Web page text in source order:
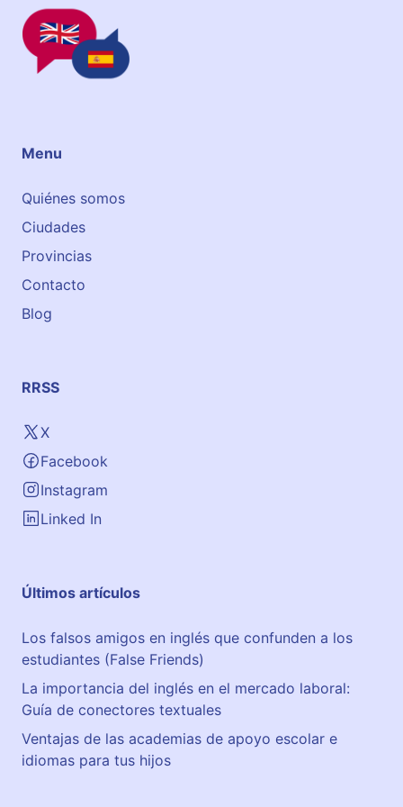
Menu
Quiénes somos
Ciudades
Provincias
Contacto
Blog
RRSS
X
Facebook
Instagram
Linked In
Últimos artículos
Los falsos amigos en inglés que confunden a los
estudiantes (False Friends)
La importancia del inglés en el mercado laboral:
Guía de conectores textuales
Ventajas de las academias de apoyo escolar e
idiomas para tus hijos